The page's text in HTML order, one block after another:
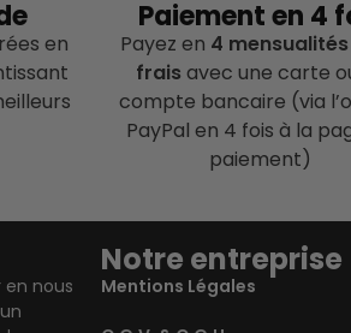
en
Paiement en 4
Payez en 4
frais avec une carte
compte bancaire (via
PayPal en 4 fois à la
paiement)
nous
Notre entreprise
Mentions Légales